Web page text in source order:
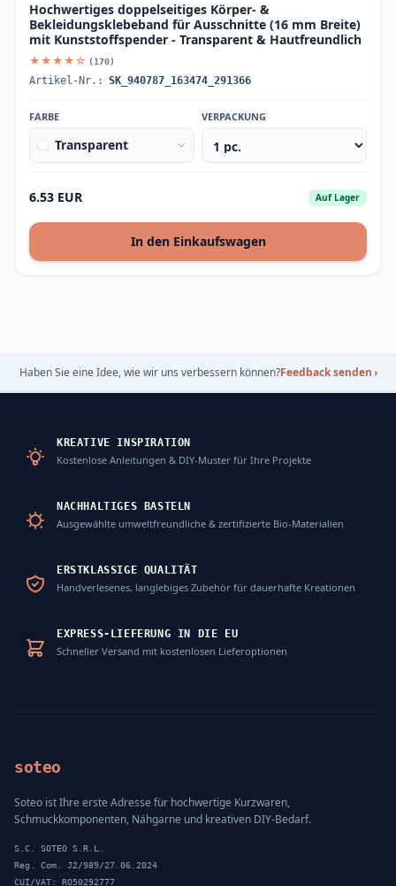
Hochwertiges doppelseitiges Körper- &
Bekleidungsklebeband für Ausschnitte (16 mm Breite)
mit Kunststoffspender - Transparent & Hautfreundlich
★★★★☆ (170)
Artikel-Nr.: SK_940787_163474_291366
FARBE
Transparent
VERPACKUNG
6.53 EUR Auf Lager
In den Einkaufswagen
Haben Sie eine Idee, wie wir uns verbessern können?Feedback senden›
KREATIVE INSPIRATION
Kostenlose Anleitungen & DIY-Muster für Ihre Projekte
NACHHALTIGES BASTELN
Ausgewählte umweltfreundliche & zertifizierte Bio-Materialien
ERSTKLASSIGE QUALITÄT
Handverlesenes, langlebiges Zubehör für dauerhafte Kreationen
EXPRESS-LIEFERUNG IN DIE EU
Schneller Versand mit kostenlosen Lieferoptionen
soteo
Soteo ist Ihre erste Adresse für hochwertige Kurzwaren,
Schmuckkomponenten, Nähgarne und kreativen DIY-Bedarf.
S.C. SOTEO S.R.L.
Reg. Com. J2/989/27.06.2024
CUI/VAT: RO50292777